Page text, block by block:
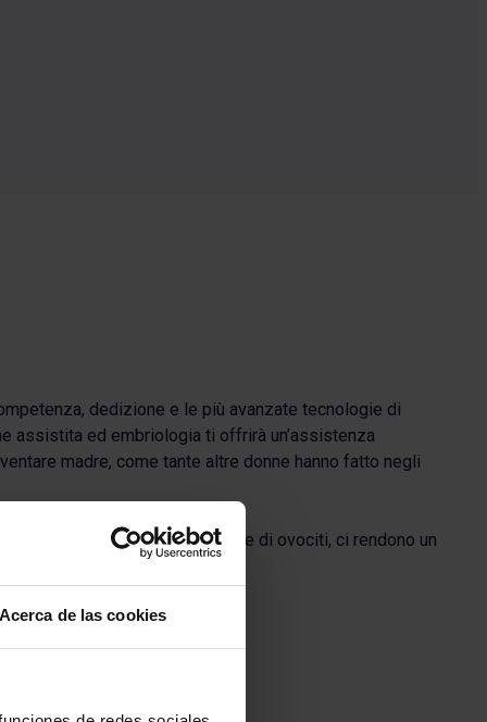
Acerca de las cookies
dedizione e le più avanzate tecnologie di
assistita ed embriologia ti offrirà un’assistenza
madre, come tante altre donne hanno fatto negli
di tecniche come la donazione di ovociti, ci rendono un